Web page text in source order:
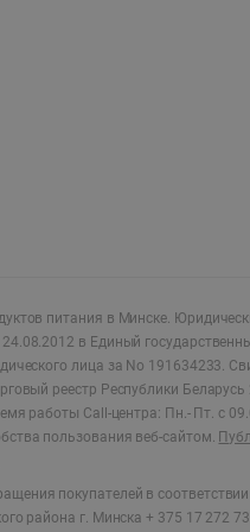
питания в Минске.
в Единый
лица за No 191634233.
реестр Республики
работы Call-центра: Пн.- Пт. с
пользования веб-сайтом.
покупателей в
района г. Минска + 375 17 272